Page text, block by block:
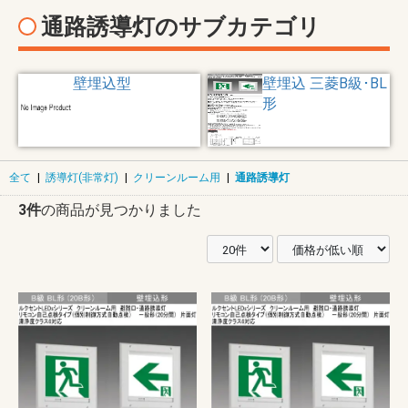
通路誘導灯のサブカテゴリ
壁埋込型
壁埋込 三菱B級･BL
形
全て | 誘導灯(非常灯) | クリーンルーム用 | 通路誘導灯
3件の商品が見つかりました